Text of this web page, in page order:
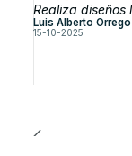
Realiza diseños
Luis Alberto
15-10-2025